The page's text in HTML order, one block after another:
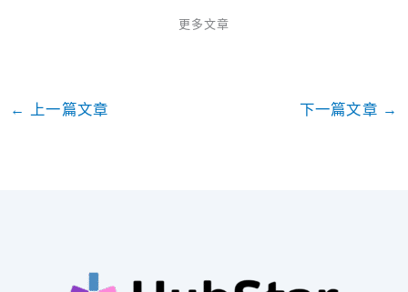
更多文章
← 上一篇文章 下一篇文章 →